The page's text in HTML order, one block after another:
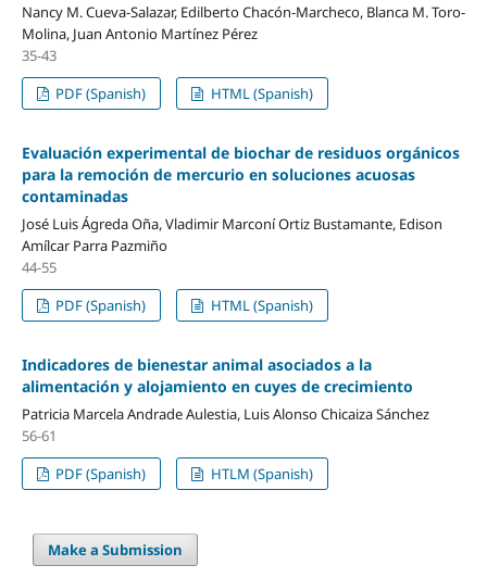
Nancy M. Cueva-Salazar, Edilberto Chacón-Marcheco, Blanca M. Toro-
Molina, Juan Antonio Martínez Pérez
35-43
PDF (Spanish)
HTML (Spanish)
Evaluación experimental de biochar de residuos orgánicos
para la remoción de mercurio en soluciones acuosas
contaminadas
José Luis Ágreda Oña, Vladimir Marconí Ortiz Bustamante, Edison
Amílcar Parra Pazmiño
44-55
PDF (Spanish)
HTML (Spanish)
Indicadores de bienestar animal asociados a la
alimentación y alojamiento en cuyes de crecimiento
Patricia Marcela Andrade Aulestia, Luis Alonso Chicaiza Sánchez
56-61
PDF (Spanish)
HTLM (Spanish)
Make a Submission